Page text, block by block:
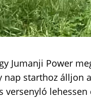
Jumanji Power
nap starthoz álljon
versenyló